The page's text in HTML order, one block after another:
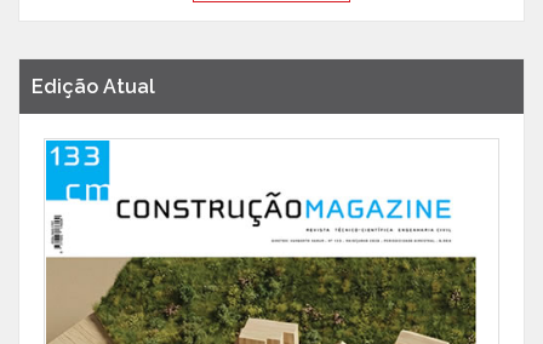
Edição Atual